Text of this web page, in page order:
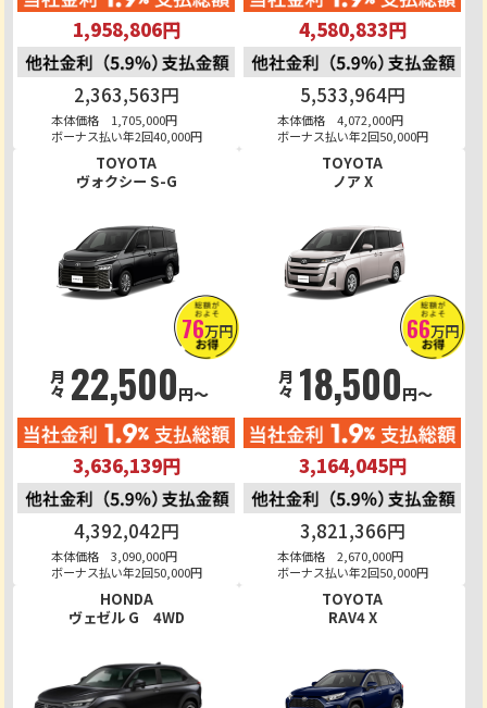
1,958,806円
2,363,563円
本体価格 1,705,000円
ボーナス払い年2回40,000円
4,580,833円
5,533,964円
本体価格 4,072,000円
ボーナス払い年2回50,000円
TOYOTA
ヴォクシー S-G
76万円
月々 22,500円～
3,636,139円
4,392,042円
本体価格 3,090,000円
ボーナス払い年2回50,000円
TOYOTA
ノア X
66万円
月々 18,500円～
3,164,045円
3,821,366円
本体価格 2,670,000円
ボーナス払い年2回50,000円
HONDA
ヴェゼル G 4WD
TOYOTA
RAV4 X